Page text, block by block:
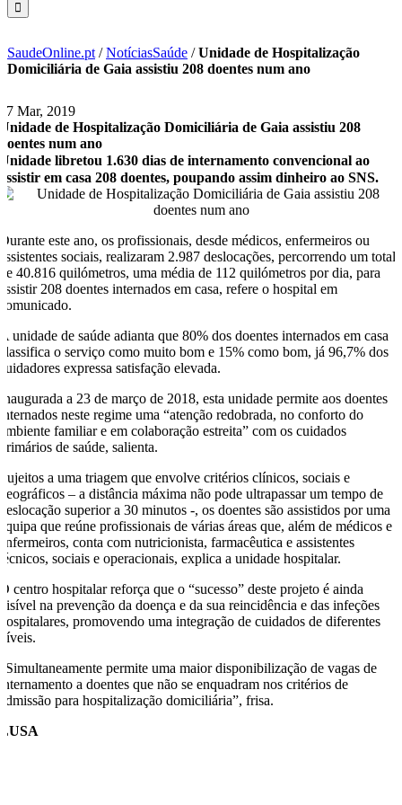
SaudeOnline.pt /NotíciasSaúde /Unidade de Hospitalização
Domiciliária de Gaia assistiu 208 doentes num ano
27 Mar, 2019
Unidade de Hospitalização Domiciliária de Gaia assistiu 208
doentes num ano
Unidade libretou 1.630 dias de internamento convencional ao
assistir em casa 208 doentes, poupando assim dinheiro ao SNS.
Durante este ano, os profissionais, desde médicos, enfermeiros ou
assistentes sociais, realizaram 2.987 deslocações, percorrendo um total
de 40.816 quilómetros, uma média de 112 quilómetros por dia, para
assistir 208 doentes internados em casa, refere o hospital em
comunicado.
A unidade de saúde adianta que 80% dos doentes internados em casa
classifica o serviço como muito bom e 15% como bom, já 96,7% dos
cuidadores expressa satisfação elevada.
Inaugurada a 23 de março de 2018, esta unidade permite aos doentes
internados neste regime uma “atenção redobrada, no conforto do
ambiente familiar e em colaboração estreita” com os cuidados
primários de saúde, salienta.
Sujeitos a uma triagem que envolve critérios clínicos, sociais e
geográficos – a distância máxima não pode ultrapassar um tempo de
deslocação superior a 30 minutos -, os doentes são assistidos por uma
equipa que reúne profissionais de várias áreas que, além de médicos e
enfermeiros, conta com nutricionista, farmacêutica e assistentes
técnicos, sociais e operacionais, explica a unidade hospitalar.
O centro hospitalar reforça que o “sucesso” deste projeto é ainda
visível na prevenção da doença e da sua reincidência e das infeções
hospitalares, promovendo uma integração de cuidados de diferentes
níveis.
“Simultaneamente permite uma maior disponibilização de vagas de
internamento a doentes que não se enquadram nos critérios de
admissão para hospitalização domiciliária”, frisa.
LUSA